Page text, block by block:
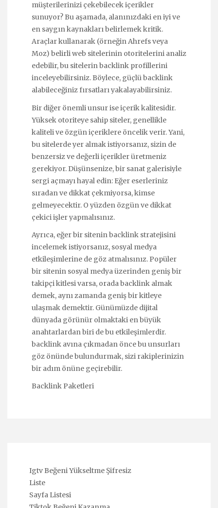
müşterilerinizi çekebilecek içerikler
sunuyor? Bu aşamada, alanınızdaki en iyi ve
en saygın kaynakları belirlemek kritik.
Araçlar kullanarak (örneğin Ahrefs veya
Moz) belirli web sitelerinin otoritelerini analiz
edebilir, bu sitelerin backlink profillerini
inceleyebilirsiniz. Böylece, güçlü backlink
alabileceğiniz fırsatları yakalayabilirsiniz.
Bir diğer önemli unsur ise içerik kalitesidir.
Yüksek otoriteye sahip siteler, genellikle
kaliteli ve özgün içeriklere öncelik verir. Yani,
bu sitelerde yer almak istiyorsanız, sizin de
benzersiz ve değerli içerikler üretmeniz
gerekiyor. Düşünsenize, bir sanat galerisiyle
sergi açmayı hayal edin: Eğer eserleriniz
sıradan ve dikkat çekmiyorsa, kimse
gelmeyecektir. O yüzden özgün ve dikkat
çekici işler yapmalısınız.
Ayrıca, eğer bir sitenin backlink stratejisini
incelemek istiyorsanız, sosyal medya
etkileşimlerine de göz atmalısınız. Popüler
bir sitenin sosyal medya üzerinden geniş bir
takipçi kitlesi varsa, orada backlink almak
demek, aynı zamanda geniş bir kitleye
ulaşmak demektir. Günümüzde dijital
dünyada görünür olmaktaki en büyük
anahtarlardan biri de bu etkileşimlerdir.
backlink avına çıkmadan önce bu unsurları
göz önünde bulundurmak, sizi rakiplerinizin
bir adım önüne geçirebilir.
Backlink Paketleri
Igtv Beğeni Yükseltme Şifresiz
Liste
Sayfa Listesi